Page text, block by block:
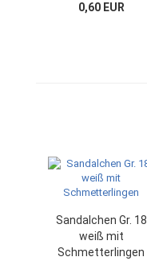
0,60 EUR
Sandalchen Gr. 18
weiß mit
Schmetterlingen